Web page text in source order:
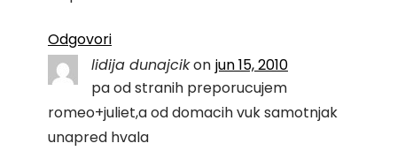
Odgovori
lidija dunajcikon jun 15, 2010
pa od stranih preporucujem
romeo+juliet,a od domacih vuk samotnjak
unapred hvala